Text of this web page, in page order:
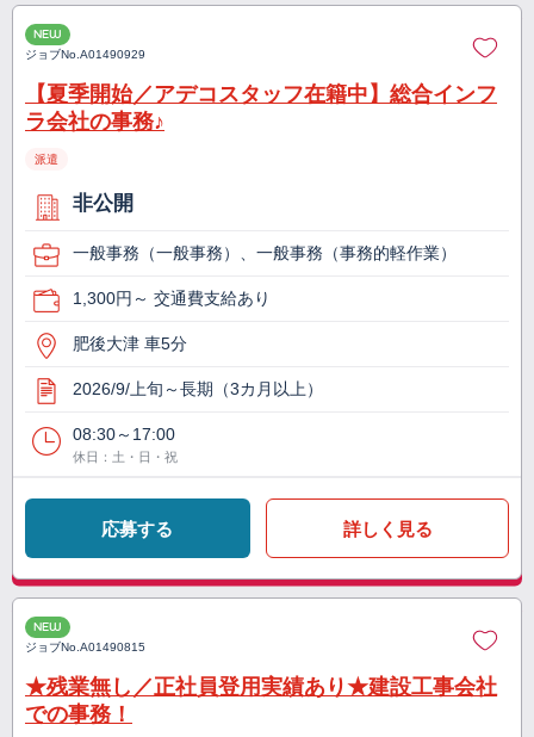
NEW
ジョブNo.A01490929
【夏季開始／アデコスタッフ在籍中】総合インフ
ラ会社の事務♪
派遣
非公開
一般事務（一般事務）、一般事務（事務的軽作業）
1,300円～ 交通費支給あり
肥後大津 車5分
2026/9/上旬～長期（3カ月以上）
08:30～17:00
休日：土・日・祝
応募する 詳しく見る
NEW
ジョブNo.A01490815
★残業無し／正社員登用実績あり★建設工事会社
での事務！